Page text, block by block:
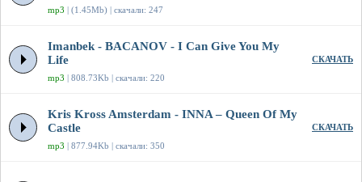
mp3 | (1.45Mb) | скачали: 247
Imanbek - BACANOV - I Can Give You My
Life
mp3 | 808.73Kb | скачали: 220
СКАЧАТЬ
Kris Kross Amsterdam - INNA – Queen Of My
Castle
mp3 | 877.94Kb | скачали: 350
СКАЧАТЬ